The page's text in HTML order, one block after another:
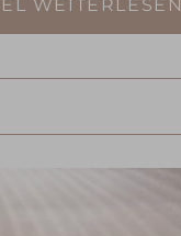
WEITERLESEN